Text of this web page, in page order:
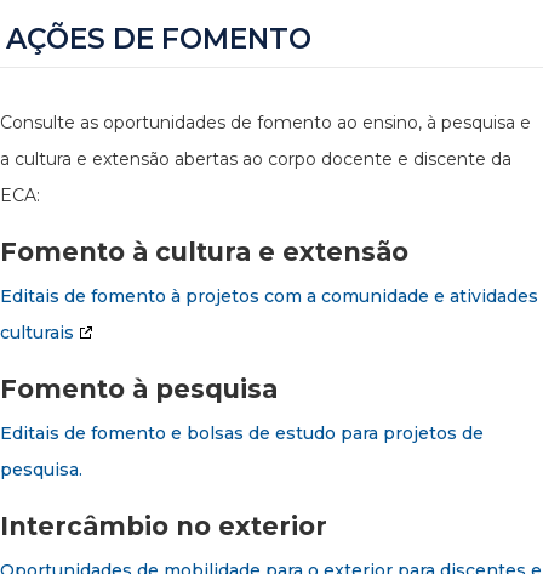
AÇÕES DE FOMENTO
Consulte as oportunidades de fomento ao ensino, à pesquisa e
a cultura e extensão abertas ao corpo docente e discente da
ECA:
Fomento à cultura e extensão
Editais de fomento à projetos com a comunidade e atividades
culturais
Fomento à pesquisa
Editais de fomento e bolsas de estudo para projetos de
pesquisa.
Intercâmbio no exterior